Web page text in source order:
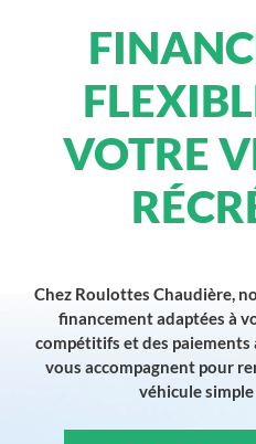
VOTRE
Chez Roulottes Chaudière,
financement adaptées à
compétitifs et des paiements
vous accompagnent pour
véhicule